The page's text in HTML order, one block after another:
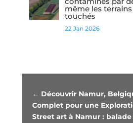
même les
touchés
22 Jan 2026
← Découvrir Namur,
Complet pour une
Street art à Namur :